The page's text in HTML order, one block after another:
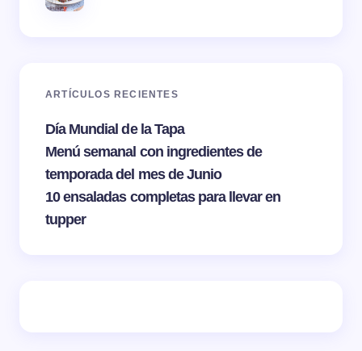
ARTÍCULOS RECIENTES
Día Mundial de la Tapa
Menú semanal con ingredientes de
temporada del mes de Junio
10 ensaladas completas para llevar en
tupper